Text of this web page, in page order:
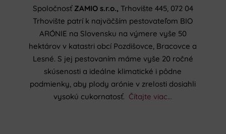
Spoločnosť ZAMIO s.r.o., Trhovište 445, 072 04
Trhovište patrí k najväčším pestovateľom BIO
ARÓNIE na Slovensku na výmere vyše 50
hektárov v katastri obcí Pozdišovce, Bracovce a
Lesné. S jej pestovaním máme vyše 20 ročné
skúsenosti a ideálne klimatické i pôdne
podmienky, aby plody arónie v zrelosti dosiahli
vysokú cukornatosť. Čítajte viac…